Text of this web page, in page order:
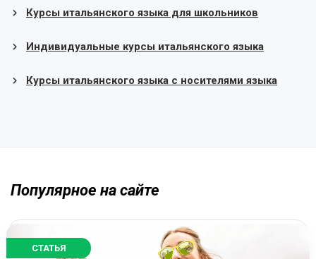
Курсы итальянского языка для школьников
Индивидуальные курсы итальянского языка
Курсы итальянского языка с носителями языка
Популярное на сайте
СТАТЬЯ